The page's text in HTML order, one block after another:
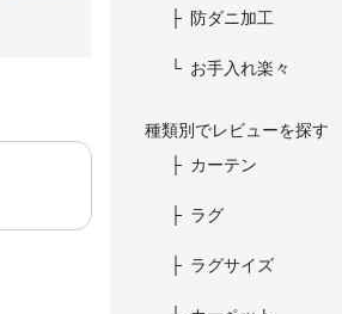
防ダニ加工
お手入れ楽々
種類別でレビューを探す
カーテン
ラグ
ラグサイズ